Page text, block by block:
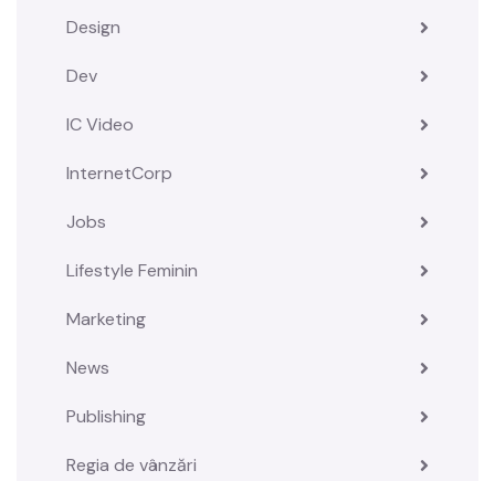
Design
Dev
IC Video
InternetCorp
Jobs
Lifestyle Feminin
Marketing
News
Publishing
Regia de vânzări